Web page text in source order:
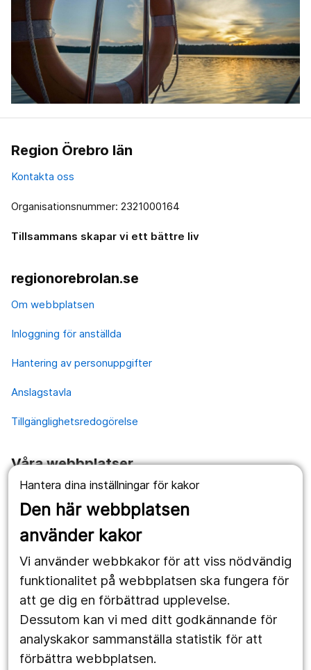
Hantera dina inställningar för kakor
Den här webbplatsen
använder kakor
Vi använder webbkakor för att viss nödvändig
funktionalitet på webbplatsen ska fungera för
att ge dig en förbättrad upplevelse.
Dessutom kan vi med ditt godkännande för
analyskakor sammanställa statistik för att
förbättra webbplatsen.
Region Örebro län
Kontakta oss
Organisationsnummer: 2321000164
Tillsammans skapar vi ett bättre liv
regionorebrolan.se
Om webbplatsen
Inloggning för anställda
Hantering av personuppgifter
Anslagstavla
Tillgänglighetsredogörelse
Våra webbplatser
1177.se
Länstrafiken
Utveckling
Följ oss
Facebook